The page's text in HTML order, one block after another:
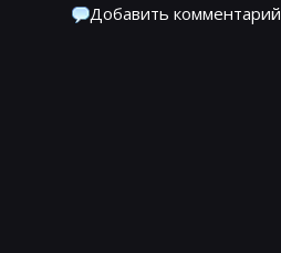
Добавить комментарий